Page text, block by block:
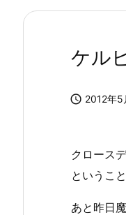
ケル
 2012年5
クロース
というこ
あと昨日